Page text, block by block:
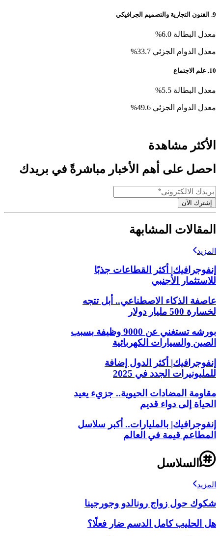
9. الفنون التجارية والتصميم الجرافيكي
معدل البطالة 6.0%
معدل الدوام الجزئي 33.7%
10. علم الاجتماع
معدل البطالة 5.5%
معدل الدوام الجزئي 49.6%
الأكثر مشاهدة
احصل على أهم الأخبار مباشرةً في بريدك
إشترك الآن
المقالات المشابهة
المزيد
إنفوجرافيك| أكثر القطاعات جذبًا
للاستثمار الأجنبي
عاصفة الذكاء الاصطناعي.. أبل تتجه
لخسارة 500 مليار دولار
بورشه تستغني عن 9000 وظيفة بسبب
الصين والسيارات الكهربائية
إنفوجرافيك| أكثر الدول إضافة
للمليونيرات الجدد في 2025
مقاومة المضادات الحيوية.. جزيء يعيد
الحياة إلى دواء قديم
إنفوجرافيك| بالمليارات.. أكبر سلاسل
المطاعم قيمة في العالم
السلاسل
المزيد
شكوك حول زواج رونالدو وجورجينا
هل الحليب كامل الدسم ضار فعلًا؟